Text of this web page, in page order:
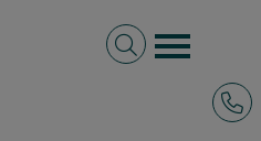
Burger
Volltextsuche